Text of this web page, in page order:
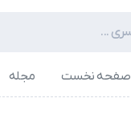
صفحه نخست مجله